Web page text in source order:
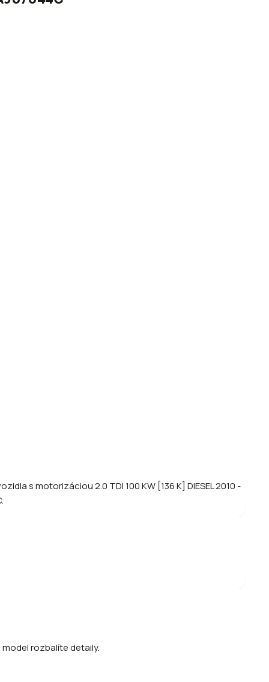
s motorizáciou 2.0 TDI 100 KW [136 K] DIESEL 2010 -
rozbalíte detaily.